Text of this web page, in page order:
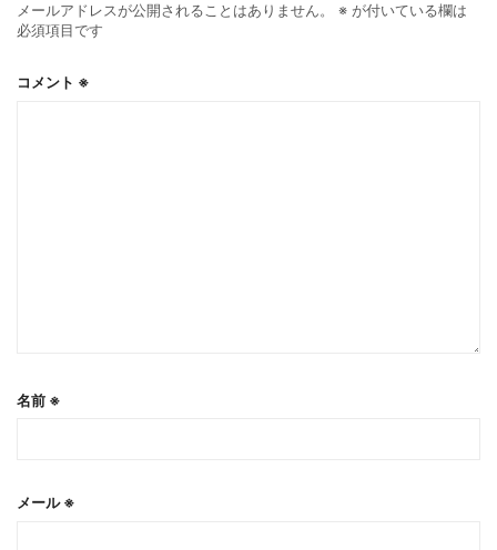
メールアドレスが公開されることはありません。 ※ が付いている欄は
必須項目です
コメント ※
名前 ※
メール※